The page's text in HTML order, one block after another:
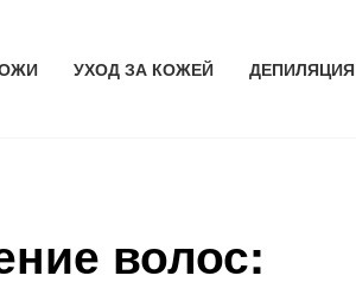
УХОД ЗА КОЖЕЙ ДЕПИЛЯЦИЯ
волос: